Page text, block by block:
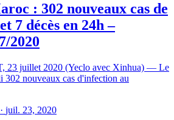
: 302 nouveaux cas de
7 décès en 24h –
2020
juillet 2020 (Yeclo avec Xinhua) — Le
302 nouveaux cas d'infection au
· juil. 23, 2020